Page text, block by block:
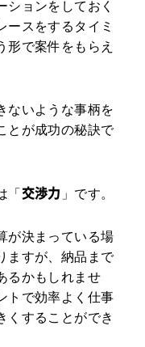
ションをしておく
ースをするタイミ
形で案件をもらえ
ないような事柄を
とが成功の秘訣で
「 交渉力 」です。
が決まっている場
ますが、納品まで
るかもしれませ
トで効率よく仕事
くすることができ